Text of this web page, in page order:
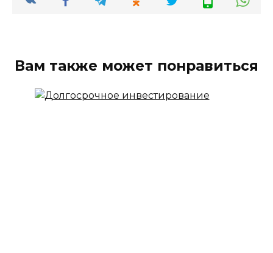
Вам также может понравиться